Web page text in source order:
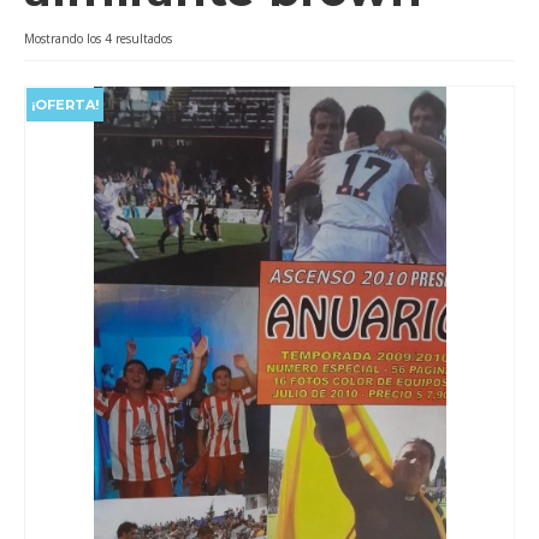
Videos
Tienda
Mostrando los 4 resultadosOrdenado
popularidad
¡OFERTA!